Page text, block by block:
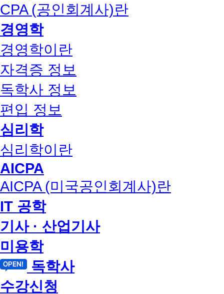
CPA (공인회계사)란
경영학
경영학이란
자격증 정보
독학사 정보
편입 정보
심리학
심리학이란
AICPA
AICPA (미국공인회계사)란
IT 공학
기사 · 산업기사
미용학
독학사
수강신청
에는 상담 신청이 제한됩니다.
에는 상담 신청이 제한됩니다.
에는 상담 신청이 제한됩니다.